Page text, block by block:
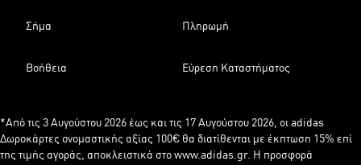
Σήμα Πληρωμή
Βοήθεια Εύρεση Καταστήματος
*Από τις 3 Αυγούστου 2026 έως και τις 17 Αυγούστου 2026, οι adidas
Δωροκάρτες ονομαστικής αξίας 100€ θα διατίθενται με έκπτωση 15% επί
της τιμής αγοράς, αποκλειστικά στο www.adidas.gr. Η προσφορά